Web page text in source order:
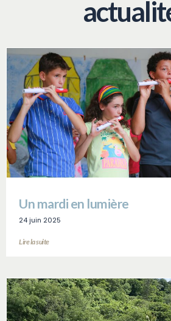
Un mardi en lumière
24 juin 2025
Lire la suite